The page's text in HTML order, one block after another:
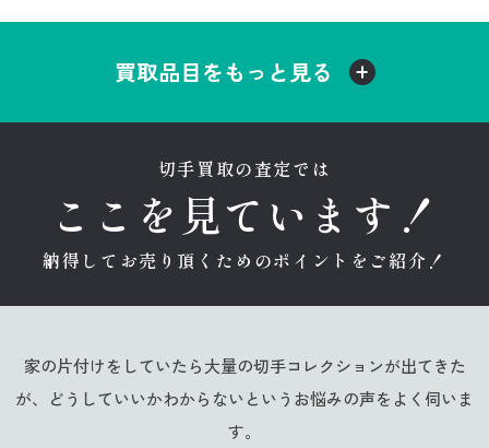
買取品目をもっと見る
切手買取の査定では
ここを見ています！
納得してお売り頂くためのポイントをご紹介！
家の片付けをしていたら大量の切手コレクションが出てきた
が、どうしていいかわからないというお悩みの声をよく伺いま
す。